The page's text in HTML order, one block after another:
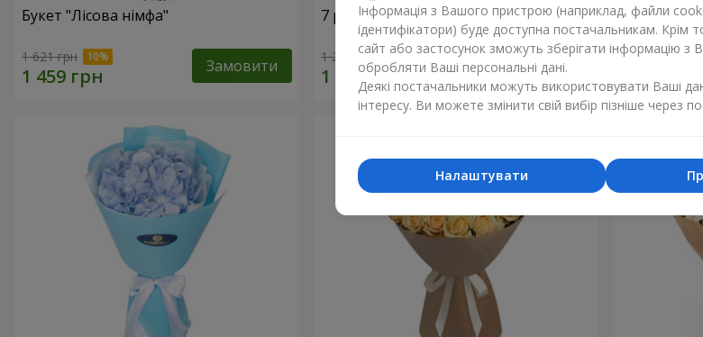
Букет "Лісова німфа"
1 621 грн Замовити
7 ромашкових хризантем
1 293 грн Замовити
Монобукет
1 449 грн
Інформація з Вашого пристрою (наприклад, файли
ідентифікатори) буде доступна постачальникам. Крім
сайт або застосунок зможуть зберігати інформацію з
обробляти Ваші персональні дані.
Деякі постачальники можуть використовувати Ваші
інтересу. Ви можете змінити свій вибір пізніше через
Налаштувати